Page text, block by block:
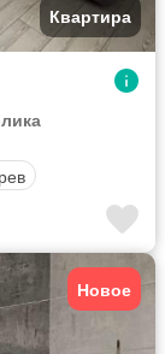
Квартира
Новое